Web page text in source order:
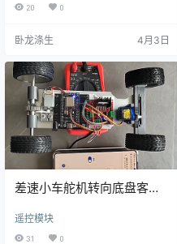
20 0
卧龙涤生 4月3日
差速小车舵机转向底盘客户
吉吉
遥控模块
31 0